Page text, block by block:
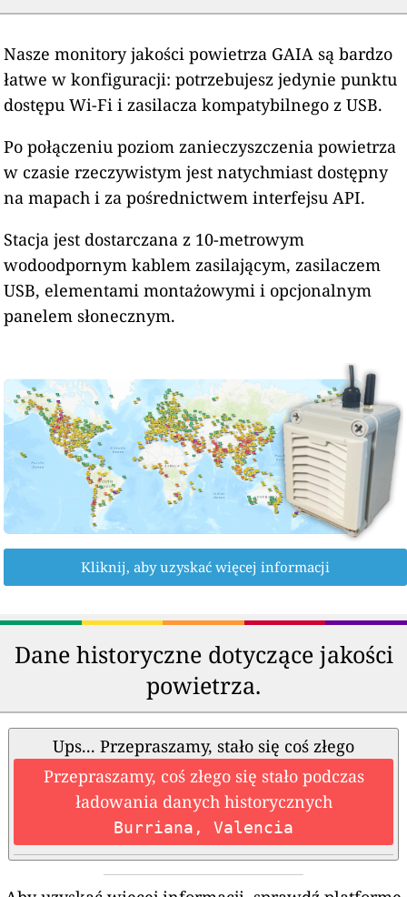
Nasze monitory jakości powietrza GAIA są bardzo
łatwe w konfiguracji: potrzebujesz jedynie punktu
dostępu Wi-Fi i zasilacza kompatybilnego z USB.
Po połączeniu poziom zanieczyszczenia powietrza
w czasie rzeczywistym jest natychmiast dostępny
na mapach i za pośrednictwem interfejsu API.
Stacja jest dostarczana z 10-metrowym
wodoodpornym kablem zasilającym, zasilaczem
USB, elementami montażowymi i opcjonalnym
panelem słonecznym.
Kliknij, aby uzyskać więcej informacji
Dane historyczne dotyczące jakości
powietrza.
Ups... Przepraszamy, stało się coś złego
Przepraszamy, coś złego się stało podczas
ładowania danych historycznych
Burriana, Valencia